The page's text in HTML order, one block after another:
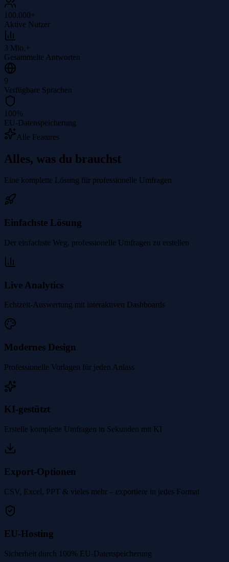
100.000+
Aktive Nutzer
3 Mio.+
Gesammelte Antworten
9
Verfügbare Sprachen
100%
EU-Datenspeicherung
Alle Features
Alles, was du brauchst
Eine komplette Lösung für professionelle Umfragen
Einfachste Lösung
Der einfachste Weg, professionelle Umfragen zu erstellen
Live Analytics
Echtzeit-Auswertung mit interaktiven Dashboards
Modernes Design
Professionelle Vorlagen für jeden Anlass
KI-gestützt
Erstelle komplette Umfragen in Sekunden mit KI
Export-Optionen
CSV, Excel, PPT & vieles mehr – exportiere in jedes Format
EU-Hosting
Sicherheit durch 100% EU-Datenspeicherung